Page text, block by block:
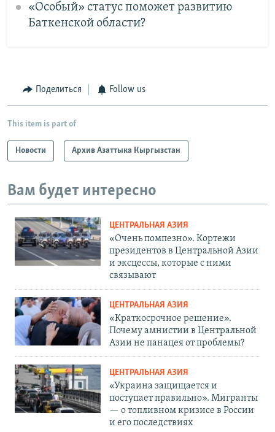
«Особый» статус поможет развитию
Баткенской области?
Поделиться Follow us
This item is part of
Новости Архив Азаттыка Кыргызстан
Вам будет интересно
ЦЕНТРАЛЬНАЯ АЗИЯ
«Очень помпезно». Кортежи
президентов в Центральной Азии
и эксцессы, которые с ними
связывают
ЦЕНТРАЛЬНАЯ АЗИЯ
«Краткосрочное решение».
Почему амнистии в Центральной
Азии не панацея от проблемы?
ЦЕНТРАЛЬНАЯ АЗИЯ
«Украина защищается и
поступает правильно». Мигранты
— о топливном кризисе в России
и его последствиях